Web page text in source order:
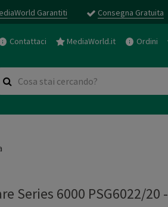
Garantiti Consegna Gratuita
Contattaci MediaWorld.it Ordini
Series 6000 PSG6022/20 -